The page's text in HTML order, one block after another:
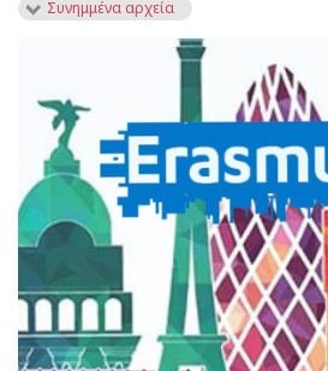
Συνημμένα αρχεία